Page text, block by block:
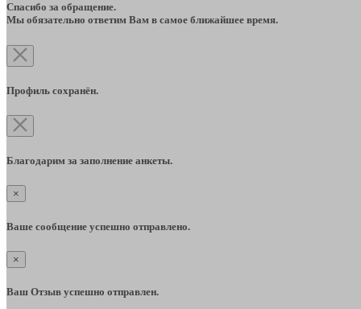
Спасибо за обращение.
Мы обязательно ответим Вам в самое ближайшее время.
Профиль сохранён.
Благодарим за заполнение анкеты.
×
Ваше сообщение успешно отправлено.
×
Ваш Отзыв успешно отправлен.